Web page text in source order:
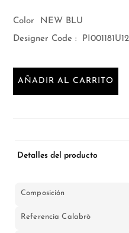
Color
NEW BLU
Designer Code :
AÑADIR AL CARRITO
Detalles del producto
Composición
Referencia Calabrò